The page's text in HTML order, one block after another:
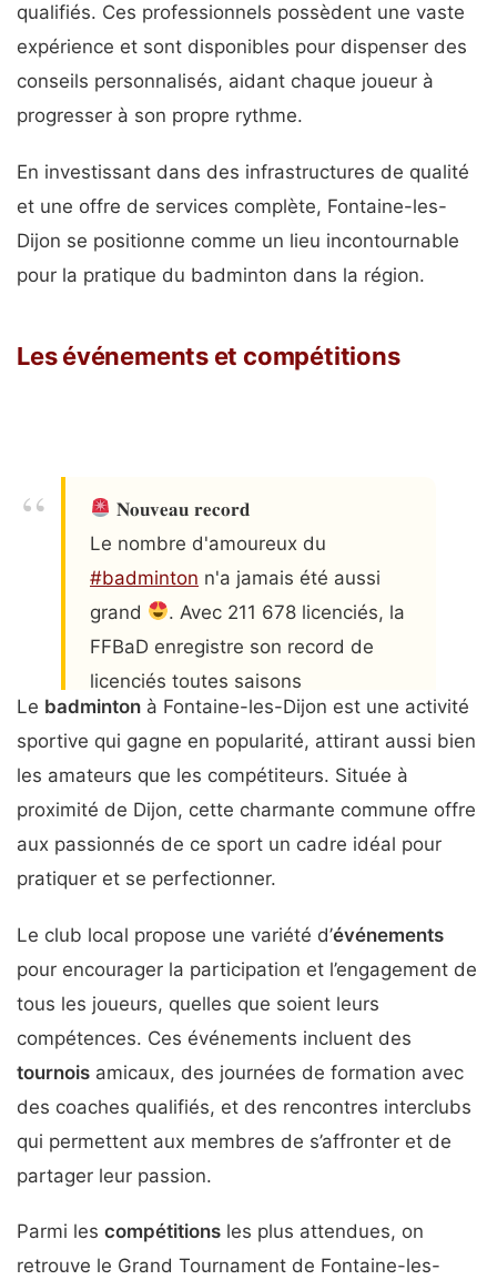
qualifiés. Ces professionnels possèdent une vaste
expérience et sont disponibles pour dispenser des
conseils personnalisés, aidant chaque joueur à
progresser à son propre rythme.
En investissant dans des infrastructures de qualité
et une offre de services complète, Fontaine-les-
Dijon se positionne comme un lieu incontournable
pour la pratique du badminton dans la région.
Les événements et compétitions
𝐍𝐨𝐮𝐯𝐞𝐚𝐮 𝐫𝐞𝐜𝐨𝐫𝐝
Le nombre d'amoureux du
#badminton n'a jamais été aussi
grand
. Avec 211 678 licenciés, la
FFBaD enregistre son record de
licenciés toutes saisons
confondues.
pic.twitter.com/x6DszpQgHH
— FFBaD (@FFBaD)November 6,
2024
Le badminton à Fontaine-les-Dijon est une activité
sportive qui gagne en popularité, attirant aussi bien
les amateurs que les compétiteurs. Située à
proximité de Dijon, cette charmante commune offre
aux passionnés de ce sport un cadre idéal pour
pratiquer et se perfectionner.
Le club local propose une variété d’événements
pour encourager la participation et l’engagement de
tous les joueurs, quelles que soient leurs
compétences. Ces événements incluent des
tournois amicaux, des journées de formation avec
des coaches qualifiés, et des rencontres interclubs
qui permettent aux membres de s’affronter et de
partager leur passion.
Parmi les compétitions les plus attendues, on
retrouve le Grand Tournament de Fontaine-les-